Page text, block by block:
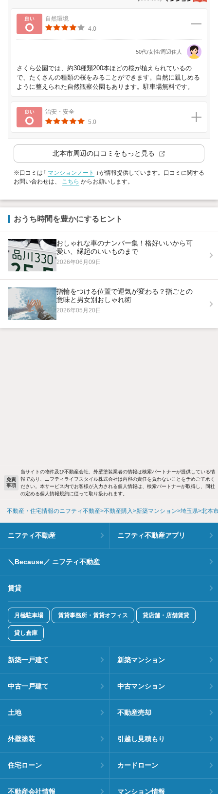
良い
自然環境
4.0
50代/女性/周辺住人
さくら公園では、約30種類200本ほどの桜が植えられているの
で、たくさんの種類の桜をみることができます。自然に親しめる
ように整えられた自然観察公園もあります。駐車場無料です。
良い
治安・安全
5.0
北本市周辺の口コミをもっと見る
※口コミは「 マンションノート
」が情報提供しています。口コミに関する
お問い合わせは、
こちら からお願いします。
おうち時間を豊かにするヒント
おしゃれな車のナンバー集！格好いいから可
愛い、縁起のいいものまで
2026年06月09日
指輪をつける位置で運気が変わる？指ごとの
意味と男女別おしゃれ術
2026年05月20日
免責
事項
当サイトの物件及び不動産会社、外壁塗装業者の情報は検索パートナーが提供している情
報であり、ニフティライフスタイル株式会社は内容の責任を負わないことを予めご了承く
ださい。本サービス内でお客様が入力される個人情報は、検索パートナーが取得し、同社
の定める個人情報規約に従って取り扱われます。
不動産・住宅情報のニフティ不動産 不動産購入 新築マンション 埼玉県 北本
ニフティ不動産 ニフティ不動産アプリ
＼Because／ ニフティ不動産
賃貸
月極駐車場 賃貸事務所・賃貸オフィス 貸店舗・店舗賃貸
貸し倉庫
新築一戸建て 新築マンション
中古一戸建て 中古マンション
土地 不動産売却
外壁塗装 引越し見積もり
住宅ローン カードローン
不動産会社情報 マンション情報